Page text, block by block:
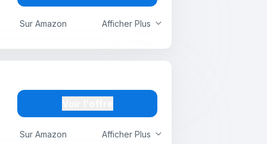
Afficher Plus
Sur Amazon
Afficher Plus
Sur Amazon